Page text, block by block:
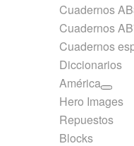
Cuadernos
Cuadernos
Cuadernos
Diccionarios
América
Hero Images
Repuestos
Blocks